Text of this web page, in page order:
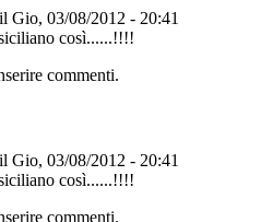
il Gio, 03/08/2012 - 20:41
così......!!!!
commenti.
il Gio, 03/08/2012 - 20:41
così......!!!!
commenti.